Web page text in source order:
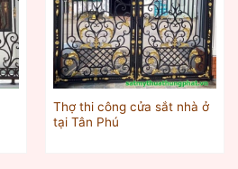
Thợ thi công cửa sắt nhà ở
tại Tân Phú